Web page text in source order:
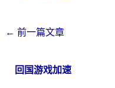
← 前一篇文章
回国游戏加速